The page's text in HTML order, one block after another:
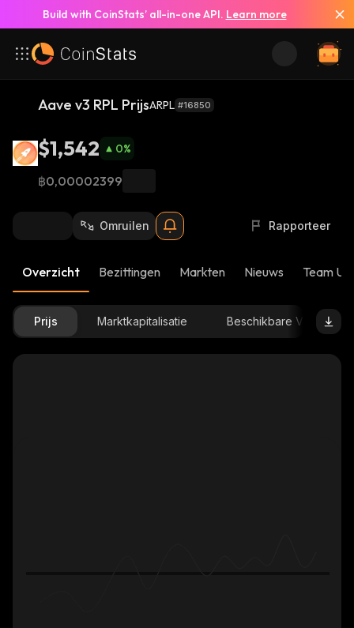
Build with CoinStats’ all-in-one API. Learn more
Aave v3 RPL PrijsARPL #16850
$1,542 0%
฿0,00002399
Omruilen Rapporteer
Overzicht Bezittingen Markten Nieuws Team
Prijs Marktkapitalisatie Beschikbare Voorraad